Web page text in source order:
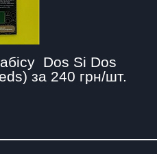
Dos Si Dos
за 240 грн/шт.